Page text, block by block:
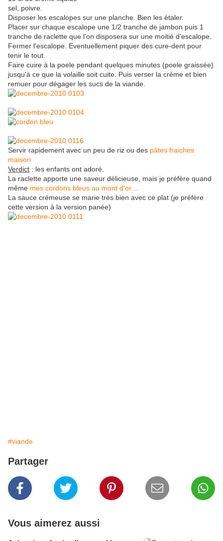
sel, poivre.
Disposer les escalopes sur une planche. Bien les étaler.
Placer sur chaque escalope une 1/2 tranche de jambon puis 1
tranche de raclette que l'on disposera sur une moitié d'escalope.
Fermer l'escalope. Eventuellement piquer des cure-dent pour
tenir le tout.
Faire cuire à la poele pendant quelques minutes (poele graissée)
jusqu'à ce que la volaille soit cuite. Puis verser la crème et bien
remuer pour dégager les sucs de la viande.
Servir rapidement avec un peu de riz ou des pâtes fraiches
maison
Verdict : les enfants ont adoré.
La raclette apporte une saveur délicieuse, mais je préfère quand
même mes cordons bleus au mont d'or....
La sauce crémeuse se marie très bien avec ce plat (je préfère
cette version à la version panée)
#viande
Partager
Vous aimerez aussi